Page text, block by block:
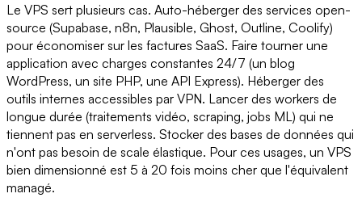
Le VPS sert plusieurs cas. Auto-héberger des services open-
source (Supabase, n8n, Plausible, Ghost, Outline, Coolify)
pour économiser sur les factures SaaS. Faire tourner une
application avec charges constantes 24/7 (un blog
WordPress, un site PHP, une API Express). Héberger des
outils internes accessibles par VPN. Lancer des workers de
longue durée (traitements vidéo, scraping, jobs ML) qui ne
tiennent pas en serverless. Stocker des bases de données qui
n'ont pas besoin de scale élastique. Pour ces usages, un VPS
bien dimensionné est 5 à 20 fois moins cher que l'équivalent
managé.